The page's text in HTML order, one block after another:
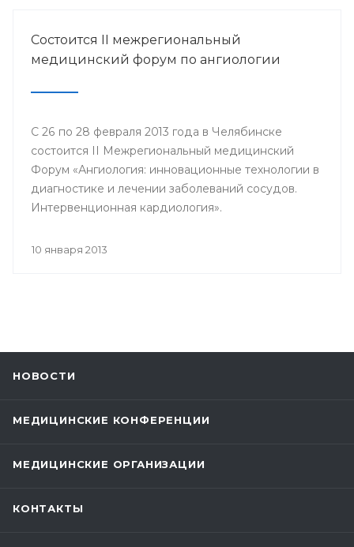
Состоится II межрегиональный
медицинский форум по ангиологии
С 26 по 28 февраля 2013 года в Челябинске
состоится II Межрегиональный медицинский
Форум «Ангиология: инновационные технологии в
диагностике и лечении заболеваний сосудов.
Интервенционная кардиология».
10 января 2013
НОВОСТИ
МЕДИЦИНСКИЕ КОНФЕРЕНЦИИ
МЕДИЦИНСКИЕ ОРГАНИЗАЦИИ
КОНТАКТЫ